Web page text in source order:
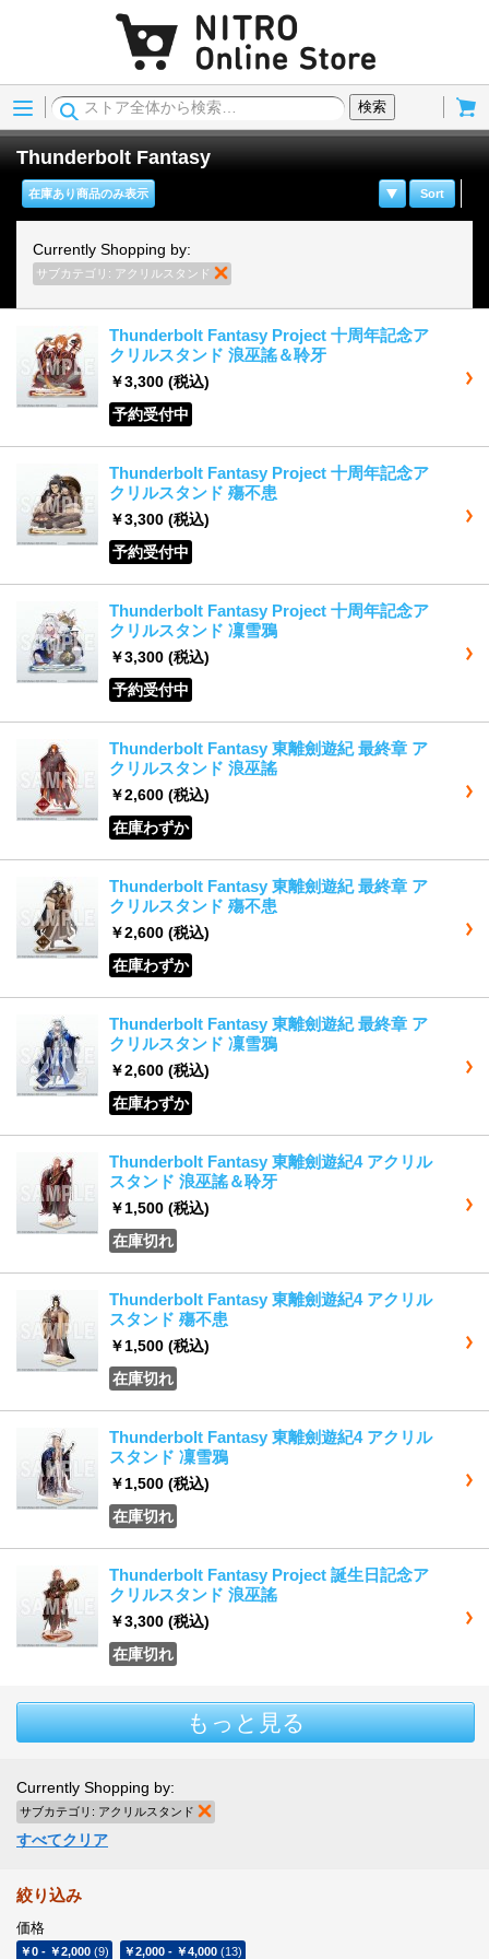
Menu
検索
Thunderbolt Fantasy
Sort
在庫あり商品のみ表示
Currently Shopping by:
サブカテゴリ: アクリルスタンド
Thunderbolt Fantasy Project 十周年記念ア
クリルスタンド 浪巫謠＆聆牙
￥3,300 (税込)
予約受付中
Thunderbolt Fantasy Project 十周年記念ア
クリルスタンド 殤不患
￥3,300 (税込)
予約受付中
Thunderbolt Fantasy Project 十周年記念ア
クリルスタンド 凜雪鴉
￥3,300 (税込)
予約受付中
Thunderbolt Fantasy 東離劍遊紀 最終章 ア
クリルスタンド 浪巫謠
￥2,600 (税込)
在庫わずか
Thunderbolt Fantasy 東離劍遊紀 最終章 ア
クリルスタンド 殤不患
￥2,600 (税込)
在庫わずか
Thunderbolt Fantasy 東離劍遊紀 最終章 ア
クリルスタンド 凜雪鴉
￥2,600 (税込)
在庫わずか
Thunderbolt Fantasy 東離劍遊紀4 アクリル
スタンド 浪巫謠＆聆牙
￥1,500 (税込)
在庫切れ
Thunderbolt Fantasy 東離劍遊紀4 アクリル
スタンド 殤不患
￥1,500 (税込)
在庫切れ
Thunderbolt Fantasy 東離劍遊紀4 アクリル
スタンド 凜雪鴉
￥1,500 (税込)
在庫切れ
Thunderbolt Fantasy Project 誕生日記念ア
クリルスタンド 浪巫謠
￥3,300 (税込)
在庫切れ
もっと見る
Currently Shopping by:
サブカテゴリ: アクリルスタンド
すべてクリア
絞り込み
価格
￥0 - ￥2,000 (9) ￥2,000 - ￥4,000 (13)